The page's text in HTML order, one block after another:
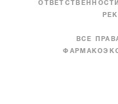
ВСЕ